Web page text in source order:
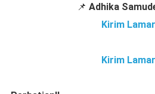
📌 Adhika
Kirim
Kirim